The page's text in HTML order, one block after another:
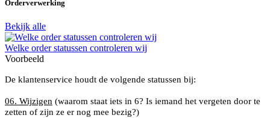
Orderverwerking
Bekijk alle
Welke order statussen controleren wij
Voorbeeld
De klantenservice houdt de volgende statussen bij:
06. Wijzigen (waarom staat iets in 6? Is iemand het vergeten door te
zetten of zijn ze er nog mee bezig?)